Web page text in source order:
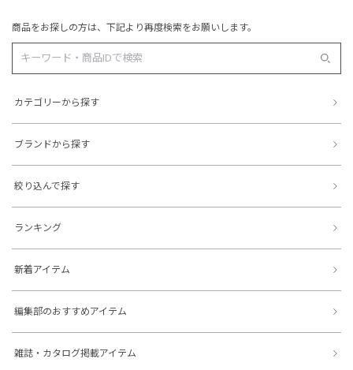
商品をお探しの方は、下記より再度検索をお願いします。
カテゴリーから探す
ブランドから探す
絞り込んで探す
ランキング
新着アイテム
編集部のおすすめアイテム
雑誌・カタログ掲載アイテム